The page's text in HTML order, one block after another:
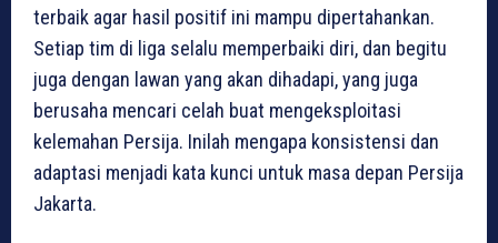
terbaik agar hasil positif ini mampu dipertahankan.
Setiap tim di liga selalu memperbaiki diri, dan begitu
juga dengan lawan yang akan dihadapi, yang juga
berusaha mencari celah buat mengeksploitasi
kelemahan Persija. Inilah mengapa konsistensi dan
adaptasi menjadi kata kunci untuk masa depan Persija
Jakarta.